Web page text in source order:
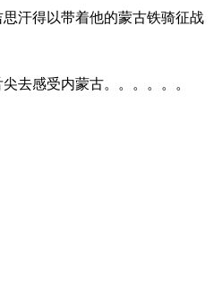
汗得以带着他的蒙古铁骑征战
去感受内蒙古。。。。。。